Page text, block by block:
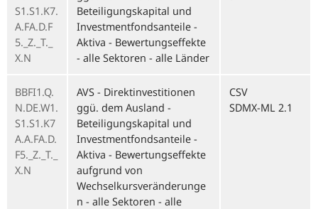
S1.S1.K7.
A.FA.D.F
5._Z._T._
X.N
Beteiligungskapital und
Investmentfondsanteile -
Aktiva - Bewertungseffekte
- alle Sektoren - alle Länder
BBFI1.Q.
N.DE.W1.
S1.S1.K7
A.A.FA.D.
F5._Z._T._
X.N
AVS - Direktinvestitionen
ggü. dem Ausland -
Beteiligungskapital und
Investmentfondsanteile -
Aktiva - Bewertungseffekte
aufgrund von
Wechselkursveränderunge
n - alle Sektoren - alle
CSV
SDMX-ML 2.1